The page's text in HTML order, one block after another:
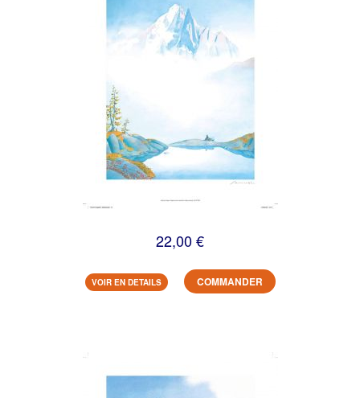
22,00 €
VOIR EN DETAILS COMMANDER